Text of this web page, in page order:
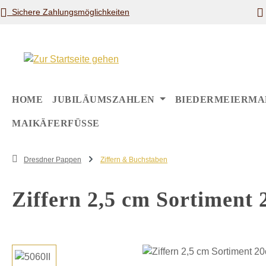
Hauptinhalt springen
Zur Suche springen
Zur Hauptnavigation springen
Sichere Zahlungsmöglichkeiten
HOME JUBILÄUMSZAHLEN
MAIKÄFERFÜSSE
Dresdner Pappen Ziffern & Buchstaben
Ziffern 2,5 cm Sortiment
Bildergalerie überspringen